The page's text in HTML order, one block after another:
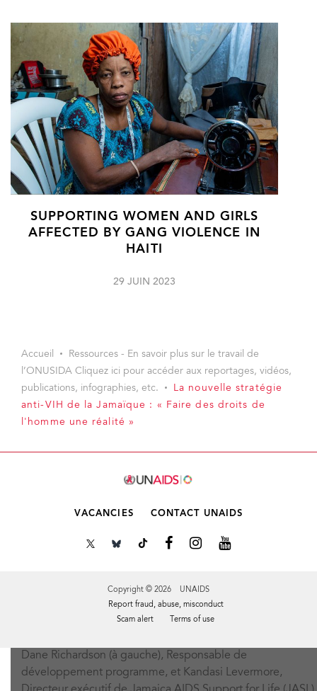
Dane Richardson (à gauche), Responsable de
développement programme, et Kandasi Levermore,
SUPPORTING WOMEN AND GIRLS
AFFECTED BY GANG VIOLENCE IN
HAITI
29 JUIN 2023
Accueil
Ressources - En savoir plus sur le travail de
l’ONUSIDA Cliquez ici pour accéder aux reportages, vidéos,
publications, infographies, etc.
La nouvelle stratégie
anti-VIH de la Jamaïque : « Faire des droits de
l'homme une réalité »
VACANCIES CONTACT UNAIDS
Copyright © 2026 UNAIDS
Report fraud, abuse, misconduct
Scam alert
Terms of use
Share this selection Facebook